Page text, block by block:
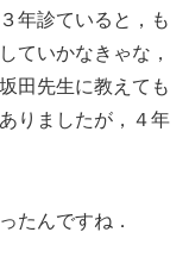
年診ていると，も
ていかなきゃな，
田先生に教えても
りましたが，４年
んですね．